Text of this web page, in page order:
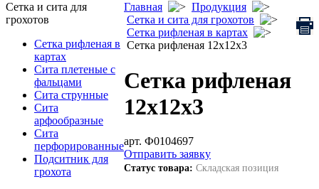
Сетка и сита для
грохотов
Сетка рифленая в
картах
Сита плетеные с
фальцами
Сита струнные
Сита
арфообразные
Сита
перфорированные
Подситник для
грохота
Главная
Продукция
Сетка и сита для грохотов
Сетка рифленая в картах
Сетка рифленая 12х12х3
Сетка рифленая
12х12х3
арт. Ф0104697
Отправить заявку
Статус товара: Складская позиция